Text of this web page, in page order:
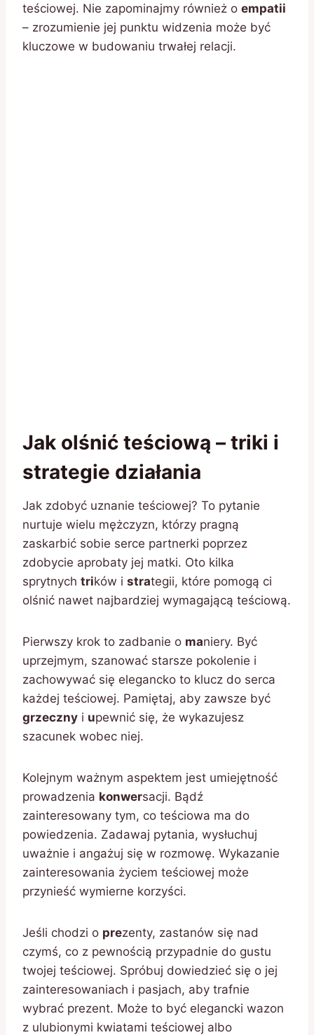
teściowej. Nie zapominajmy również o empatii
– zrozumienie jej punktu widzenia może być
kluczowe w budowaniu trwałej relacji.
Jak olśnić teściową – triki i
strategie działania
Jak zdobyć uznanie teściowej? To pytanie
nurtuje wielu mężczyzn, którzy pragną
zaskarbić sobie serce partnerki poprzez
zdobycie aprobaty jej matki. Oto kilka
sprytnych trików i strategii, które pomogą ci
olśnić nawet najbardziej wymagającą teściową.
Pierwszy krok to zadbanie o maniery. Być
uprzejmym, szanować starsze pokolenie i
zachowywać się elegancko to klucz do serca
każdej teściowej. Pamiętaj, aby zawsze być
grzeczny i upewnić się, że wykazujesz
szacunek wobec niej.
Kolejnym ważnym aspektem jest umiejętność
prowadzenia konwersacji. Bądź
zainteresowany tym, co teściowa ma do
powiedzenia. Zadawaj pytania, wysłuchuj
uważnie i angażuj się w rozmowę. Wykazanie
zainteresowania życiem teściowej może
przynieść wymierne korzyści.
Jeśli chodzi o prezenty, zastanów się nad
czymś, co z pewnością przypadnie do gustu
twojej teściowej. Spróbuj dowiedzieć się o jej
zainteresowaniach i pasjach, aby trafnie
wybrać prezent. Może to być elegancki wazon
z ulubionymi kwiatami teściowej albo